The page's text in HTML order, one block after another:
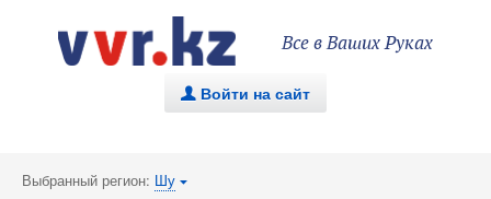
Все в Ваших Руках
. Войти на сайт
Выбранный регион: Шу {